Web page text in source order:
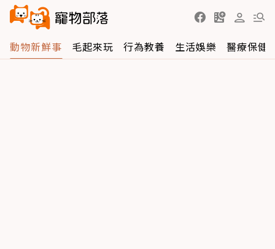
動物新鮮事 毛起來玩 行為教養 生活娛樂 醫療保健